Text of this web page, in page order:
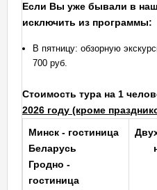
Если Вы уже бывали в
исключить из программы:
В пятницу: обзорную
700 руб.
Стоимость тура на 1
2026 году (кроме
Минск - гостиница
Беларусь
Гродно -
гостиница